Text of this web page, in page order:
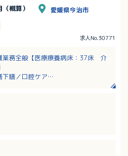
概算） 愛媛県今治市
求人No.30771
業務全般【医療療養病床：37床 介
下膳／口腔ケア
助